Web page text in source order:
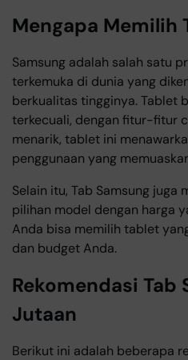
Mengapa Memilih
Samsung adalah salah satu
terkemuka di dunia yang
berkualitas tingginya. Tablet
terkecuali, dengan fitur-fitur
menarik, tablet ini
penggunaan yang
Selain itu, Tab Samsung juga
pilihan model dengan harga
Anda bisa memilih tablet
dan budget Anda.
Rekomendasi Tab
Jutaan
Berikut ini adalah beberapa